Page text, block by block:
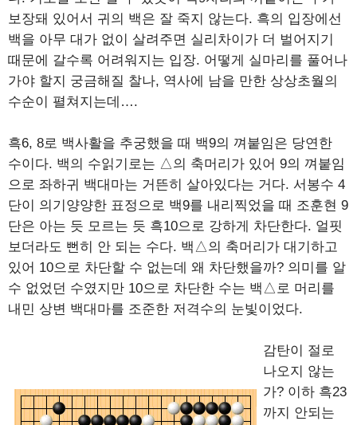
보장돼 있어서 귀의 백은 잘 죽지 않는다. 흑의 입장에선
백을 아무 대가 없이 살려주면 실리차이가 더 벌어지기
때문에 갈수록 어려워지는 입장. 어떻게 실마리를 풀어나
가야 할지 궁금해질 찰나, 역사에 남을 만한 상상초월의
수순이 펼쳐지는데….
흑6, 8로 백사활을 추궁했을 때 백9의 껴붙임은 당연한
수이다. 백의 수읽기로는 △의 축머리가 있어 9의 껴붙임
으로 좌하귀 백대마는 거뜬히 살아있다는 거다. 서봉수 4
단이 의기양양한 표정으로 백9를 내리찍었을 때 조훈현 9
단은 아는 듯 모르는 듯 흑10으로 강하게 차단한다. 얼핏
보더라도 뻔히 안 되는 수다. 백△의 축머리가 대기하고
있어 10으로 차단할 수 없는데 왜 차단했을까? 의미를 알
수 없었던 수였지만 10으로 차단한 수는 백△로 머리를
내민 상변 백대마를 조준한 저격수의 눈빛이었다.
감탄이 절로
나오지 않는
가? 이하 흑23
까지 안되는